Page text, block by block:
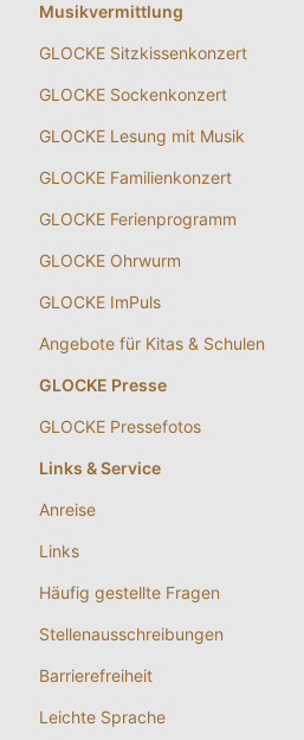
Musikvermittlung
GLOCKE Sitzkissenkonzert
GLOCKE Sockenkonzert
GLOCKE Lesung mit Musik
GLOCKE Familienkonzert
GLOCKE Ferienprogramm
GLOCKE Ohrwurm
GLOCKE ImPuls
Angebote für Kitas & Schulen
GLOCKE Presse
GLOCKE Pressefotos
Links & Service
Anreise
Links
Häufig gestellte Fragen
Stellenausschreibungen
Barrierefreiheit
Leichte Sprache